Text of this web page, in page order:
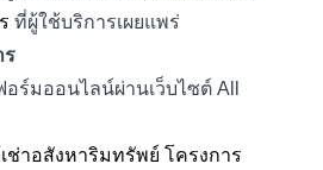
ที่ผู้ใช้บริการเผยแพร่
ร
ร์มออนไลน์ผ่านเว็บไซต์ All
ช่าอสังหาริมทรัพย์ โครงการ